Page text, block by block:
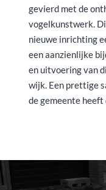
gevierd met de
vogelkunstwerk.
nieuwe inrichting
een aanzienlijke
en uitvoering van
wijk. Een prettige
de gemeente